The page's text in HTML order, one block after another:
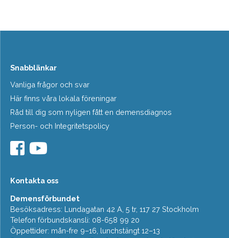
Snabblänkar
Vanliga frågor och svar
Här finns våra lokala föreningar
Råd till dig som nyligen fått en demensdiagnos
Person- och Integritetspolicy
Kontakta oss
Demensförbundet
Besöksadress: Lundagatan 42 A, 5 tr, 117 27 Stockholm
Telefon förbundskansli: 08-658 99 20
Öppettider: mån-fre 9–16, lunchstängt 12–13